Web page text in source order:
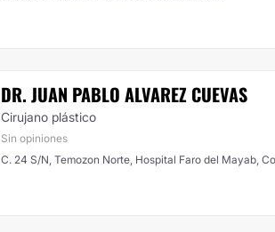
DR. JUAN PABLO ALVAREZ CUEVAS
Cirujano plástico
Sin opiniones
C. 24 S/N, Temozon Norte, Hospital Faro del Mayab,